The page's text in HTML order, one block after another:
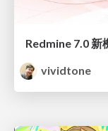
vividtone